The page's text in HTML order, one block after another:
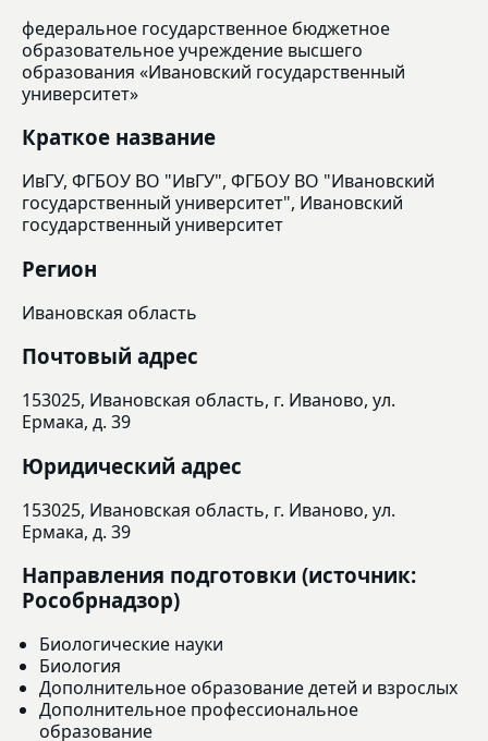
федеральное государственное бюджетное
образовательное учреждение высшего
образования «Ивановский государственный
университет»
Краткое название
ИвГУ, ФГБОУ ВО "ИвГУ", ФГБОУ ВО "Ивановский
государственный университет", Ивановский
государственный университет
Регион
Ивановская область
Почтовый адрес
153025, Ивановская область, г. Иваново, ул.
Ермака, д. 39
Юридический адрес
153025, Ивановская область, г. Иваново, ул.
Ермака, д. 39
Направления подготовки (источник:
Рособрнадзор)
Биологические науки
Биология
Дополнительное образование детей и взрослых
Дополнительное профессиональное
образование